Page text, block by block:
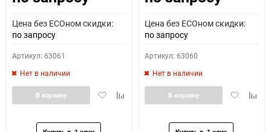
Цена без ECOном скидки:
по запросу
Артикул: 63061
Нет в наличии
ДобавитьДобавить
В корзину
Цена без ECOном скидки:
по запросу
Артикул: 63060
Нет в наличии
Добавить
В корзину